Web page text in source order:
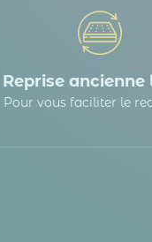
Reprise ancienne
Pour vous faciliter le